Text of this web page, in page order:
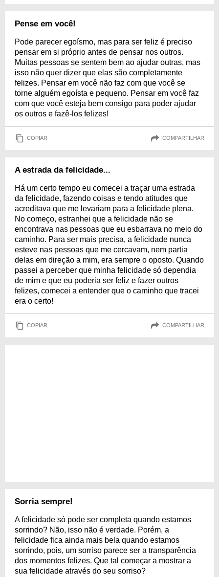
Pense em você!
Pode parecer egoísmo, mas para ser feliz é preciso
pensar em si próprio antes de pensar nos outros.
Muitas pessoas se sentem bem ao ajudar outras, mas
isso não quer dizer que elas são completamente
felizes. Pensar em você não faz com que você se
torne alguém egoísta e pequeno. Pensar em você faz
com que você esteja bem consigo para poder ajudar
os outros e fazê-los felizes!
COPIAR COMPARTILHAR
A estrada da felicidade...
Há um certo tempo eu comecei a traçar uma estrada
da felicidade, fazendo coisas e tendo atitudes que
acreditava que me levariam para a felicidade plena.
No começo, estranhei que a felicidade não se
encontrava nas pessoas que eu esbarrava no meio do
caminho. Para ser mais precisa, a felicidade nunca
esteve nas pessoas que me cercavam, nem partia
delas em direção a mim, era sempre o oposto. Quando
passei a perceber que minha felicidade só dependia
de mim e que eu poderia ser feliz e fazer outros
felizes, comecei a entender que o caminho que tracei
era o certo!
COPIAR COMPARTILHAR
Sorria sempre!
A felicidade só pode ser completa quando estamos
sorrindo? Não, isso não é verdade. Porém, a
felicidade fica ainda mais bela quando estamos
sorrindo, pois, um sorriso parece ser a transparência
dos momentos felizes. Que tal começar a mostrar a
sua felicidade através do seu sorriso?